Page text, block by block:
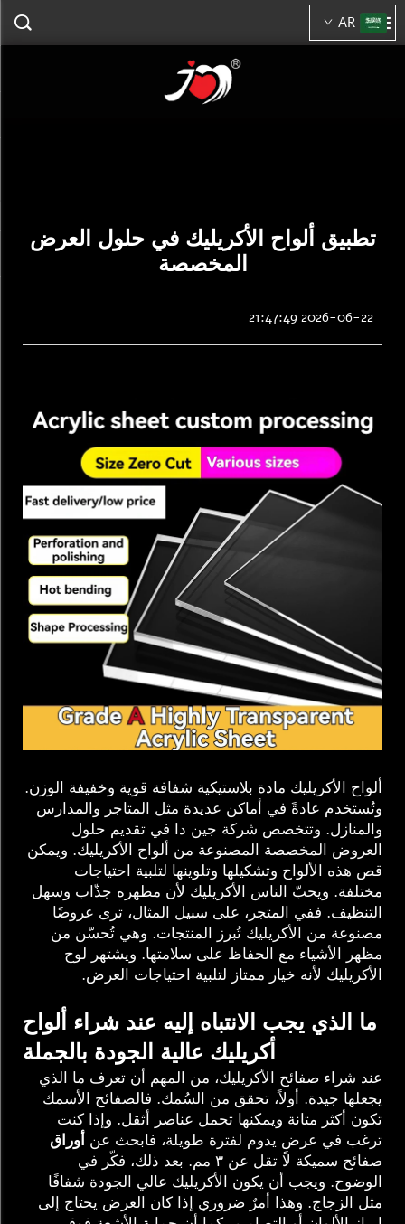
AR
تطبيق ألواح الأكريليك في حلول العرض
المخصصة
2026-06-22 21:47:49
ألواح الأكريليك مادة بلاستيكية شفافة قوية وخفيفة الوزن.
وتُستخدم عادةً في أماكن عديدة مثل المتاجر والمدارس
والمنازل. وتتخصص شركة جين دا في تقديم حلول
العروض المخصصة المصنوعة من ألواح الأكريليك. ويمكن
قص هذه الألواح وتشكيلها وتلوينها لتلبية احتياجات
مختلفة. ويحبّ الناس الأكريليك لأن مظهره جذّاب وسهل
التنظيف. ففي المتجر، على سبيل المثال، ترى عروضًا
مصنوعة من الأكريليك تُبرز المنتجات. وهي تُحسّن من
مظهر الأشياء مع الحفاظ على سلامتها. ويشتهر لوح
الأكريليك لأنه خيار ممتاز لتلبية احتياجات العرض.
ما الذي يجب الانتباه إليه عند شراء ألواح
أكريليك عالية الجودة بالجملة
عند شراء صفائح الأكريليك، من المهم أن تعرف ما الذي
يجعلها جيدة. أولاً، تحقق من السُمك. فالصفائح الأسمك
تكون أكثر متانة ويمكنها تحمل عناصر أثقل. وإذا كنت
ترغب في عرضٍ يدوم لفترة طويلة، فابحث عن أوراق
صفائح سميكة لا تقل عن ٣ مم. بعد ذلك، فكّر في
الوضوح. ويجب أن يكون الأكريليك عالي الجودة شفافًا
مثل الزجاج. وهذا أمرٌ ضروري إذا كان العرض يحتاج إلى